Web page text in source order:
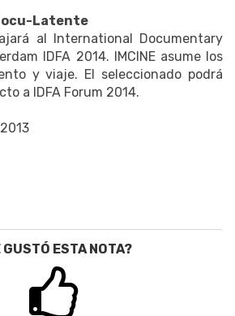
Latente
al International Documentary
IDFA 2014. IMCINE asume los
y viaje. El seleccionado podrá
a IDFA Forum 2014.
GUSTÓ ESTA NOTA?